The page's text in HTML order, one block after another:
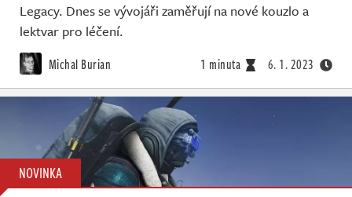
Legacy. Dnes se vývojáři zaměřují na nové kouzlo a
lektvar pro léčení.
Michal Burian 1 minuta 6. 1. 2023
NOVINKA